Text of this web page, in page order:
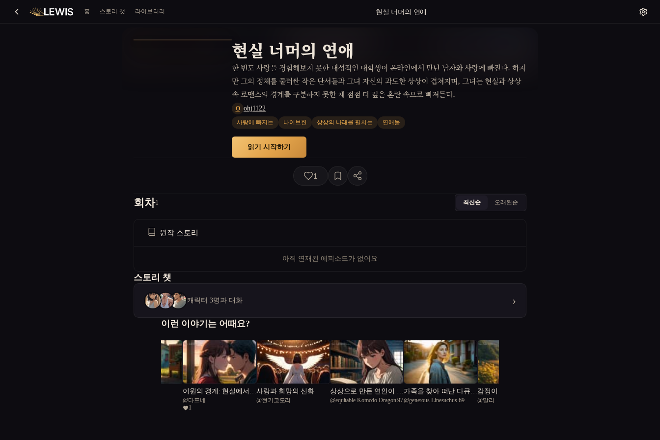
홈 스토리 챗 라이브러리 현실 너머의 연애
현실 너머의 연애
한 번도 사랑을 경험해보지 못한 내성적인 대학생이 온라인에서 만난 남자와 사랑에 빠진다. 하지
만 그의 정체를 둘러싼 작은 단서들과 그녀 자신의 과도한 상상이 겹쳐지며, 그녀는 현실과 상상
속 로맨스의 경계를 구분하지 못한 채 점점 더 깊은 혼란 속으로 빠져든다.
O ohj1122
사랑에 빠지는 나이브한 상상의 나래를 펼치는 연애물
읽기 시작하기
1
회차1 최신순 오래된순
원작 스토리
아직 연재된 에피소드가 없어요
스토리 챗
캐릭터 3명과 대화 ›
이런 이야기는 어때요?
이원의 경계: 현실에서
마주친 내 소설 속 주인
공
@다프네
1
사랑과 희망의 신화
@현키코모리
상상으로 만든 연인이 현
실에 나타났다
@equitable Komodo Dragon 97
가족을 찾아 떠난 다큐
감독
@generous Linesuchus 69
감정이 금지된 시대에 사
랑을 실험한다
@말리